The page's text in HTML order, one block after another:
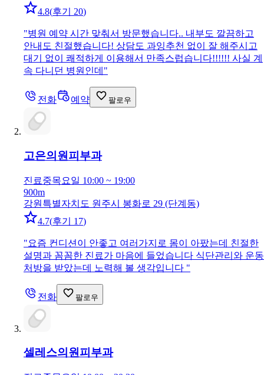
4.8(후기 20)
"병원 예약 시간 맞춰서 방문했습니다.. 내부도 깔끔하고
안내도 친절했습니다! 상담도 과잉추천 없이 잘 해주시고
대기 없이 쾌적하게 이용해서 만족스럽습니다!!!!!! 사실 계
속 다니던 병원인데 "
전화 예약 팔로우
고은의원 피부과
진료중목요일 10:00 ~ 19:00
900m
강원특별자치도 원주시 봉화로 29 (단계동)
4.7(후기 17)
"요즘 컨디션이 안좋고 여러가지로 몸이 아팠는데 친절한
설명과 꼼꼼한 진료가 마음에 들었습니다 식단관리와 운동
처방을 받았는데 노력해 볼 생각입니다 "
전화 팔로우
셀레스의원피부과